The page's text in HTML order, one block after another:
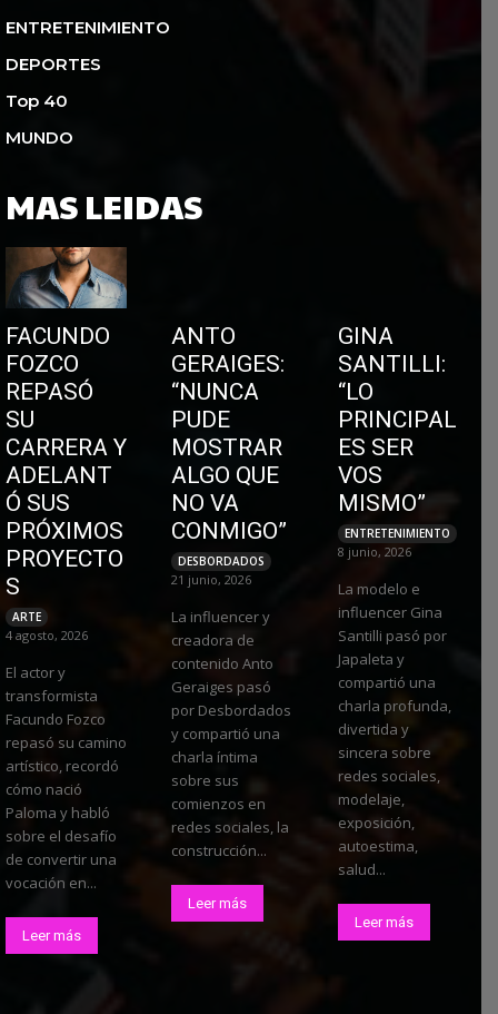
ENTRETENIMIENTO
DEPORTES
Top 40
MUNDO
MAS LEIDAS
FACUNDO
FOZCO
REPASÓ
SU
CARRERA Y
ADELANT
Ó SUS
PRÓXIMOS
PROYECTO
S
ARTE
4 agosto, 2026
El actor y
transformista
Facundo Fozco
repasó su camino
artístico, recordó
cómo nació
Paloma y habló
sobre el desafío
de convertir una
vocación en...
Leer más
ANTO
GERAIGES:
“NUNCA
PUDE
MOSTRAR
ALGO QUE
NO VA
CONMIGO”
DESBORDADOS
21 junio, 2026
La influencer y
creadora de
contenido Anto
Geraiges pasó
por Desbordados
y compartió una
charla íntima
sobre sus
comienzos en
redes sociales, la
construcción...
Leer más
GINA
SANTILLI:
“LO
PRINCIPAL
ES SER
VOS
MISMO”
ENTRETENIMIENTO
8 junio, 2026
La modelo e
influencer Gina
Santilli pasó por
Japaleta y
compartió una
charla profunda,
divertida y
sincera sobre
redes sociales,
modelaje,
exposición,
autoestima,
salud...
Leer más